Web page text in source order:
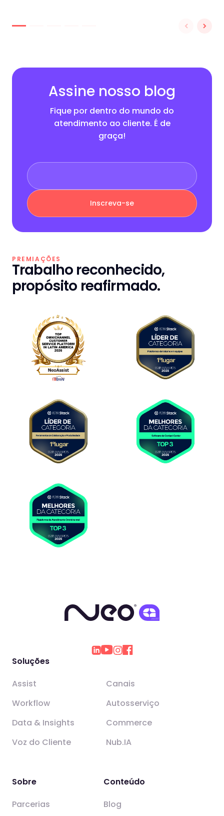
Assine nosso blog
Fique por dentro do mundo do
atendimento ao cliente. É de
graça!
PREMIAÇÕES
Trabalho reconhecido,
propósito reafirmado.
Soluções
Assist
Canais
Workflow
Autosserviço
Data & Insights
Commerce
Voz do Cliente
Nub.IA
Conteúdo
Blog
Sobre
Parcerias